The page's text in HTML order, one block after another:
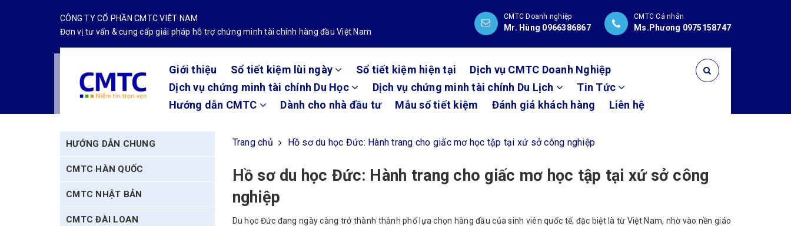
CÔNG TY CỔ PHẦN CMTC VIỆT NAM
Đơn vị tư vấn & cung cấp giải pháp hỗ trợ chứng minh tài chính hàng đầu Việt Nam
CMTC Doanh nghiệp
Mr. Hùng 0966386867
CMTC Cá nhân
Ms.Phương 0975158747
Giới thiệu Sổ tiết kiệm lùi ngày Sổ tiết kiệm hiện tại
Dịch vụ CMTC Doanh Nghiệp
Dịch vụ chứng minh tài chính Du Học
Dịch vụ chứng minh tài chính Du Lịch
Tin Tức
Hướng dẫn CMTC
Dành cho nhà đầu tư Mẫu sổ tiết kiệm Đánh giá khách hàng Liên hệ
Trang chủ Hồ sơ du học Đức: Hành trang cho giấc mơ học tập tại xứ sở công nghiệp
Hồ sơ du học Đức: Hành trang cho giấc mơ học tập tại xứ sở công
nghiệp
Du học Đức đang ngày càng trở thành thành phố lựa chọn hàng đầu của sinh viên quốc tế, đặc biệt là từ Việt Nam, nhờ vào nền giáo
HƯỚNG DẪN CHUNG
CMTC HÀN QUỐC
CMTC NHẬT BẢN
CMTC ĐÀI LOAN